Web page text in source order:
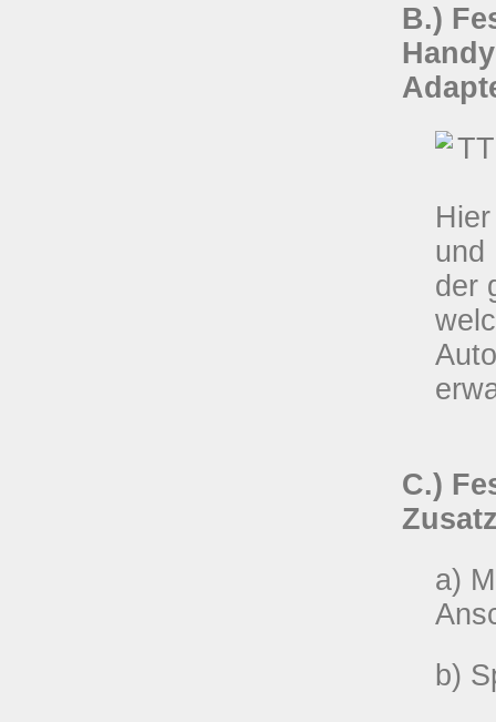
B.)
und
der
C.)
a)
b)